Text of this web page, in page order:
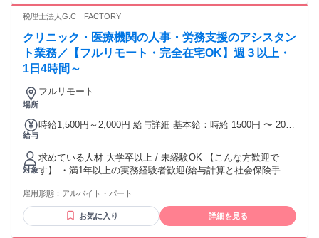
能力や経験に応じて変更の可能性がございます。
ど、新しい環境の変化を前向きに捉えられる方
税理士法人G.C FACTORY
クリニック・医療機関の人事・労務支援のアシスタン
ト業務／【フルリモート・完全在宅OK】週３以上・
1日4時間～
場所
フルリモート
給与
時給1,500円～2,000円 給与詳細 基本給：時給 1500円 〜 2000
て、決定します。 ※フルタイム（週5日 1日実働8時間）勤務
可能な方は、月給での勤務もご相談可能です。 【試用期間】
試用期間あり 試用期間の長さ：3ヶ月 雇用形態、給与は本採
用時と同じです。
対象
求めている人材 大学卒以上 / 未経験OK 【こんな方歓迎で
す】 ・満1年以上の実務経験者歓迎(給与計算と社会保険手続
格取得を目指している方 ※合格された方には、お祝い金を支
給！
雇用形態： アルバイト・パート
お気に入り 詳細を見る